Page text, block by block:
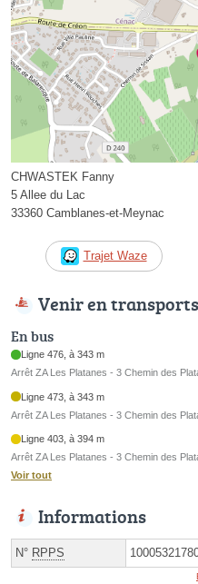
CHWASTEK Fanny
5 Allee du Lac
33360 Camblanes-et-Meynac
Trajet Waze
Venir en
En bus
Ligne 476, à 343 m
Arrêt ZA Les Platanes - 3 Chemin des
Ligne 473, à 343 m
Arrêt ZA Les Platanes - 3 Chemin des
Ligne 403, à 394 m
Arrêt ZA Les Platanes - 3 Chemin des
Voir tout
Informations
N° RPPS